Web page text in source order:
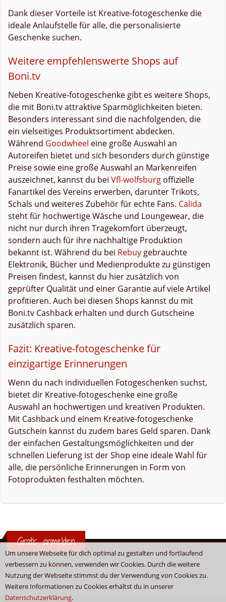
Um unsere Webseite für dich optimal zu gestalten und fortlaufend
verbessern zu können, verwenden wir Cookies. Durch die weitere
Nutzung der Webseite stimmst du der Verwendung von Cookies zu.
Weitere Informationen zu Cookies erhältst du in unserer
Datenschutzerklärung.
Dank dieser Vorteile ist Kreative-fotogeschenke die
ideale Anlaufstelle für alle, die personalisierte
Geschenke suchen.
Weitere empfehlenswerte Shops auf
Boni.tv
Neben Kreative-fotogeschenke gibt es weitere Shops,
die mit Boni.tv attraktive Sparmöglichkeiten bieten.
Besonders interessant sind die nachfolgenden, die
ein vielseitiges Produktsortiment abdecken.
Während Goodwheel eine große Auswahl an
Autoreifen bietet und sich besonders durch günstige
Preise sowie eine große Auswahl an Markenreifen
auszeichnet, kannst du bei Vfl-wolfsburg offizielle
Fanartikel des Vereins erwerben, darunter Trikots,
Schals und weiteres Zubehör für echte Fans. Calida
steht für hochwertige Wäsche und Loungewear, die
nicht nur durch ihren Tragekomfort überzeugt,
sondern auch für ihre nachhaltige Produktion
bekannt ist. Während du bei Rebuy gebrauchte
Elektronik, Bücher und Medienprodukte zu günstigen
Preisen findest, kannst du hier zusätzlich von
geprüfter Qualität und einer Garantie auf viele Artikel
profitieren. Auch bei diesen Shops kannst du mit
Boni.tv Cashback erhalten und durch Gutscheine
zusätzlich sparen.
Fazit: Kreative-fotogeschenke für
einzigartige Erinnerungen
Wenn du nach individuellen Fotogeschenken suchst,
bietet dir Kreative-fotogeschenke eine große
Auswahl an hochwertigen und kreativen Produkten.
Mit Cashback und einem Kreative-fotogeschenke
Gutschein kannst du zudem bares Geld sparen. Dank
der einfachen Gestaltungsmöglichkeiten und der
schnellen Lieferung ist der Shop eine ideale Wahl für
alle, die persönliche Erinnerungen in Form von
Fotoprodukten festhalten möchten.
Gratis anmelden